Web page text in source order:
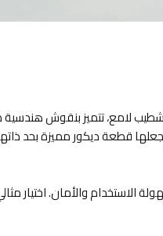
لامع، تتميز بنقوش هندسية
قطعة ديكور مميزة بحد
والأمان. اختيار